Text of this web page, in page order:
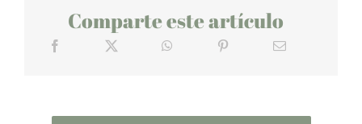
Comparte este artículo